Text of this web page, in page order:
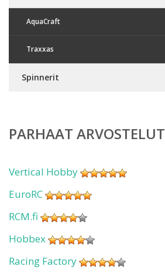
AquaCraft
Traxxas
Spinnerit
PARHAAT ARVOSTELUT
Vertical Hobby
EuroRC
RCM.fi
Hobbex
Racing Factory